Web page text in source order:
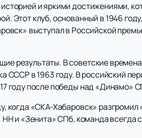
и яркими достижениями,
Этот клуб, основанный в 1946
выступал в Российской
результаты. В советские
СССР в 1963 году. В российский
году после победы над «Динамо»
когда «СКА-Хабаровск»
и «Зенита» СПб, команда